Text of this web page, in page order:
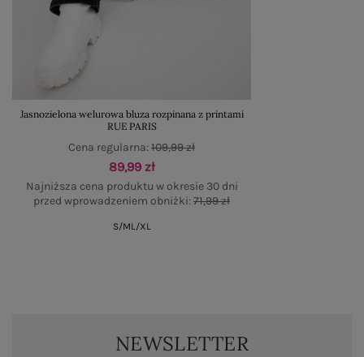
Jasnozielona welurowa bluza rozpinana z printami
RUE PARIS
89,99 zł
Najniższa cena produktu w okresie 30 dni
przed wprowadzeniem obniżki:71,99 zł
Cena regularna:109,99 zł
S/ML/XL
NEWSLETTER